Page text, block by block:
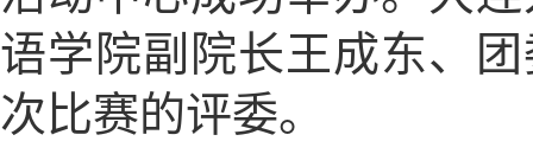
语学院副院长王成东、
次比赛的评委。